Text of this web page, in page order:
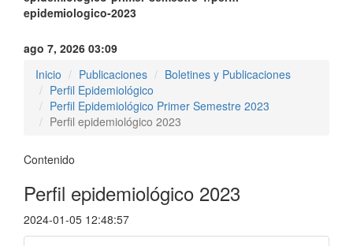
epidemiologico-2023
ago 7, 2026 03:09
Inicio
Publicaciones
Boletines y Publicaciones
Perfil Epidemiológico
Perfil Epidemiológico Primer Semestre 2023
Perfil epidemiológico 2023
Contenido
Perfil epidemiológico 2023
2024-01-05 12:48:57